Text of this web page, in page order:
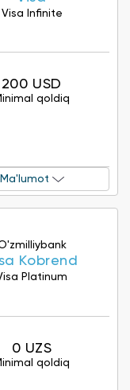
Visa Infinite
200 USD
qoldiq
Ma'lumot
Kobrеnd
Platinum
0 UZS
qoldiq